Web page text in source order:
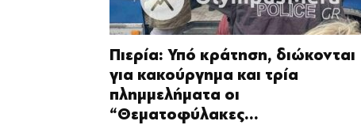
Πιερία: Υπό κράτηση, διώκονται
για κακούργημα και τρία
πλημμελήματα οι
“Θεματοφύλακες...